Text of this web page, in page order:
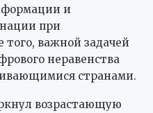
и
при
важной задачей
неравенства
странами.
возрастающую